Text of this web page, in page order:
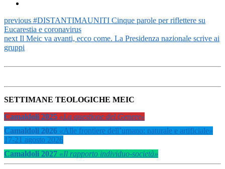
previous #DISTANTIMAUNITI Cinque parole per riflettere su
Eucarestia e coronavirus
next Il Meic va avanti, ecco come. La Presidenza nazionale scrive ai
gruppi
SETTIMANE TEOLOGICHE MEIC
Camaldoli 2025 «La questione del Genere»
Camaldoli 2026 «Alle frontiere dell’umano: naturale e artificiale»
17-21 agosto 2026
Camaldoli 2027 «Il rapporto individuo-società»